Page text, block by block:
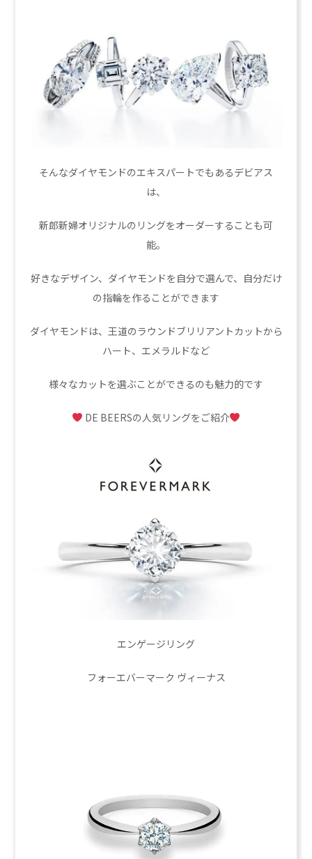
そんなダイヤモンドのエキスパートでもあるデビアス
は、
新郎新婦オリジナルのリングをオーダーすることも可
能。
好きなデザイン、ダイヤモンドを自分で選んで、自分だけ
の指輪を作ることができます
ダイヤモンドは、王道のラウンドブリリアントカットから
ハート、エメラルドなど
様々なカットを選ぶことができるのも魅力的です
DE BEERSの人気リングをご紹介
エンゲージリング
フォーエバーマーク ヴィーナス